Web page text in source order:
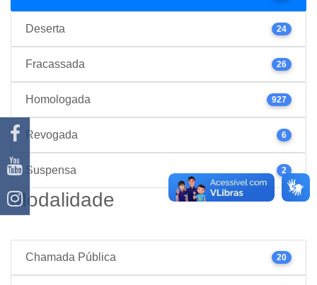
Deserta 24
Fracassada 26
Homologada 927
Revogada 6
Suspensa 2
Modalidade
Chamada Pública 20